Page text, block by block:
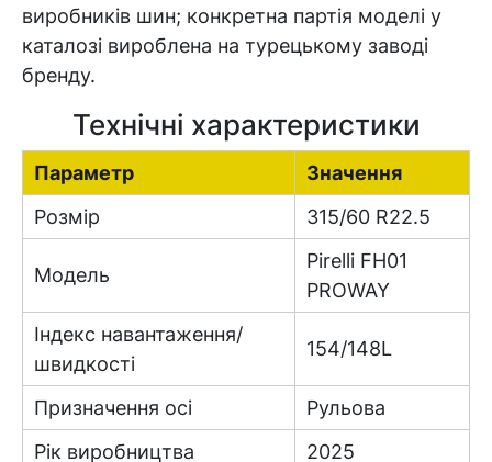
виробників шин; конкретна партія моделі у
каталозі вироблена на турецькому заводі
бренду.
Технічні характеристики
Параметр
Значення
Розмір
315/60 R22.5
Модель
Pirelli FH01
PROWAY
Індекс навантаження/
швидкості
154/148L
Призначення осі
Рульова
Рік виробництва
2025